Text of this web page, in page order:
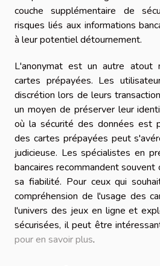
couche supplémentaire de
risques liés aux informations
à leur potentiel détournement.
L'anonymat est un autre atout
cartes prépayées. Les
discrétion lors de leurs
un moyen de préserver leur
où la sécurité des données est
des cartes prépayées peut
judicieuse. Les spécialistes en
bancaires recommandent
sa fiabilité. Pour ceux qui
compréhension de l'usage des
l'univers des jeux en ligne et
sécurisées, il peut être
pour en savoir plus.